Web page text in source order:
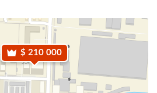
$ 210 000